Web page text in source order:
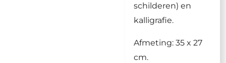
schilderen) en
kalligrafie.
Afmeting: 35 x 27
cm.